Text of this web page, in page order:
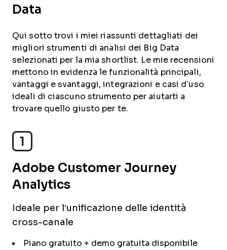
Data
Qui sotto trovi i miei riassunti dettagliati dei
migliori strumenti di analisi dei Big Data
selezionati per la mia shortlist. Le mie recensioni
mettono in evidenza le funzionalità principali,
vantaggi e svantaggi, integrazioni e casi d’uso
ideali di ciascuno strumento per aiutarti a
trovare quello giusto per te.
1
Adobe Customer Journey
Analytics
Ideale per l’unificazione delle identità
cross-canale
Piano gratuito + demo gratuita disponibile